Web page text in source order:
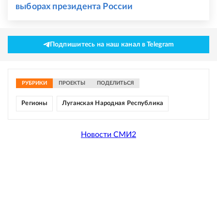
выборах президента России
Подпишитесь на наш канал в Telegram
РУБРИКИ ПРОЕКТЫ ПОДЕЛИТЬСЯ
Регионы Луганская Народная Республика
Новости СМИ2